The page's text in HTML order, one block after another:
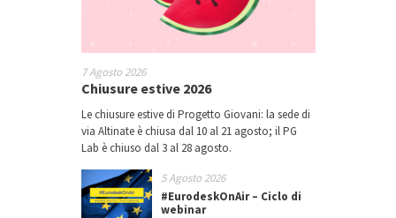
7 Agosto 2026
Chiusure estive 2026
Le chiusure estive di Progetto Giovani: la sede di
via Altinate è chiusa dal 10 al 21 agosto; il PG
Lab è chiuso dal 3 al 28 agosto.
5 Agosto 2026
#EurodeskOnAir – Ciclo di
webinar